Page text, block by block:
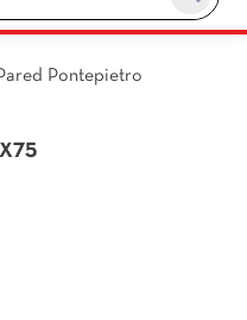
Pontepietro